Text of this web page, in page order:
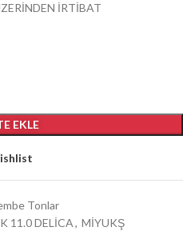
İRTİBAT
EKLE
Tonlar
11.0 DELİCA, MİYUKŞ